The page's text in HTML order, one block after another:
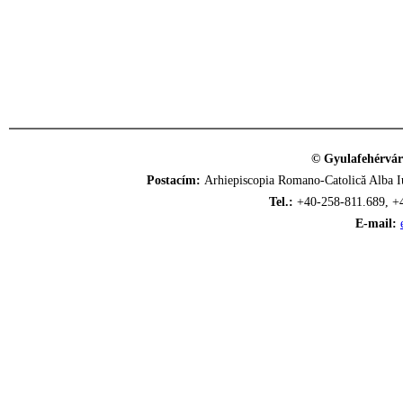
©
Postacím: Arhiepiscopia Romano-Catolică
Tel.: +40-258-811.689,
E-mail: